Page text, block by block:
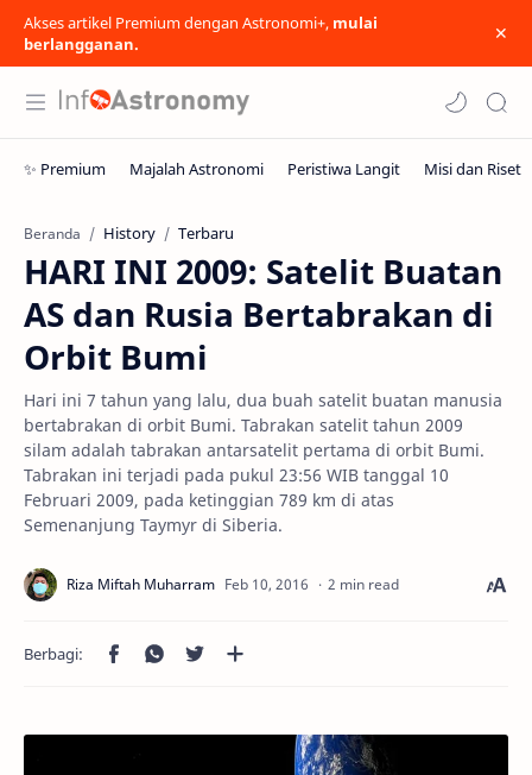
Akses artikel Premium dengan Astronomi+, mulai
berlangganan.
Beranda History Terbaru
HARI INI 2009: Satelit Buatan
AS dan Rusia Bertabrakan di
Orbit Bumi
Hari ini 7 tahun yang lalu, dua buah satelit buatan manusia
bertabrakan di orbit Bumi. Tabrakan satelit tahun 2009
silam adalah tabrakan antarsatelit pertama di orbit Bumi.
Tabrakan ini terjadi pada pukul 23:56 WIB tanggal 10
Februari 2009, pada ketinggian 789 km di atas
Semenanjung Taymyr di Siberia.
2 min read